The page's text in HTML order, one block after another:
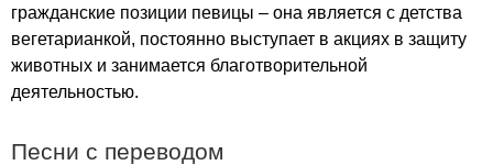
гражданские позиции певицы – она является с детства
вегетарианкой, постоянно выступает в акциях в защиту
животных и занимается благотворительной
деятельностью.
Песни с переводом